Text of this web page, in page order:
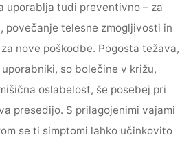
uporablja tudi preventivno – za
povečanje telesne zmogljivosti in
nove poškodbe. Pogosta težava,
so bolečine v križu,
oslabelost, še posebej pri
presedijo. S prilagojenimi vajami
se ti simptomi lahko učinkovito